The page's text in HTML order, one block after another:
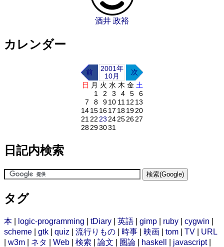
酒井 政裕
カレンダー
前
2001年
10月
次
日 月 火 水 木 金 土
1
2 3 4 5
6
7
8 910 1112 13
14151617 181920
21222324252627
28293031
日記内検索
タグ
本 logic-programming tDiary 英語 gimp ruby cygwin
scheme
gtk quiz 流行りもの 時事 映画 tom TV
URL
w3m ネタ Web 検索 論文 圏論 haskell javascript|